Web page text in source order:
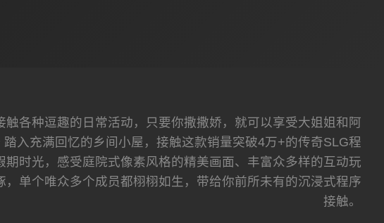
各种逗趣的日常活动，只要你撒撒娇，就可以享受大姐姐和阿
入充满回忆的乡间小屋，接触这款销量突破4万+的传奇SLG程
时光，感受庭院式像素风格的精美画面、丰富众多样的互动玩
单个唯众多个成员都栩栩如生，带给你前所未有的沉浸式程序
接触。